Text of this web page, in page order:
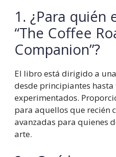
1. ¿Para quién
“The Coffee
Companion”?
El libro está dirigido a
desde principiantes hasta
experimentados.
para aquellos que recién
avanzadas para quienes
arte.